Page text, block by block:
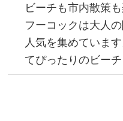
ビーチも市内散策
フーコックは大人
人気を集めていま
てぴったりのビー